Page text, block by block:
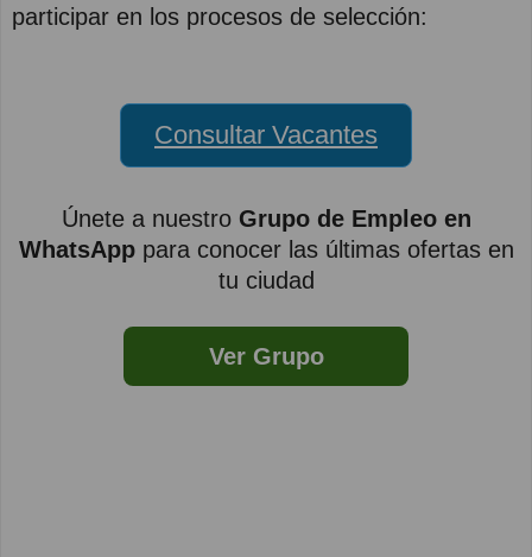
participar en los procesos de selección:
Consultar Vacantes
Únete a nuestro Grupo de Empleo en
WhatsApppara conocer las últimas ofertas en
tu ciudad
Ver Grupo